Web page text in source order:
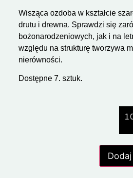
Wisząca ozdoba w kształcie
drutu i drewna. Sprawdzi się
bożonarodzeniowych, jak i na
względu na strukturę tworzywa
nierówności.
Dostępne 7. sztuk.